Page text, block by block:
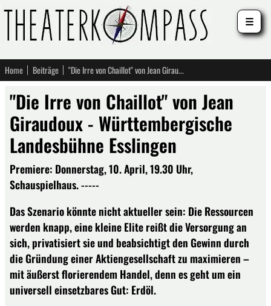
Home Beiträge "Die Irre von Chaillot" von Jean Giraudoux - Württembergische Landesbühne Esslingen
"Die Irre von Chaillot" von Jean
Giraudoux - Württembergische
Landesbühne Esslingen
Premiere: Donnerstag, 10. April, 19.30 Uhr,
Schauspielhaus. -----
Das Szenario könnte nicht aktueller sein: Die Ressourcen
werden knapp, eine kleine Elite reißt die Versorgung an
sich, privatisiert sie und beabsichtigt den Gewinn durch
die Gründung einer Aktiengesellschaft zu maximieren –
mit äußerst florierendem Handel, denn es geht um ein
universell einsetzbares Gut: Erdöl.
☰